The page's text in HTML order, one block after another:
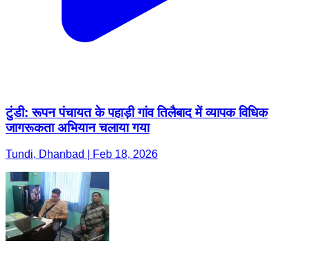
टुंडी: रूपन पंचायत के पहाड़ी गांव तिलैबाद में व्यापक विधिक
जागरूकता अभियान चलाया गया
Tundi, Dhanbad | Feb 18, 2026